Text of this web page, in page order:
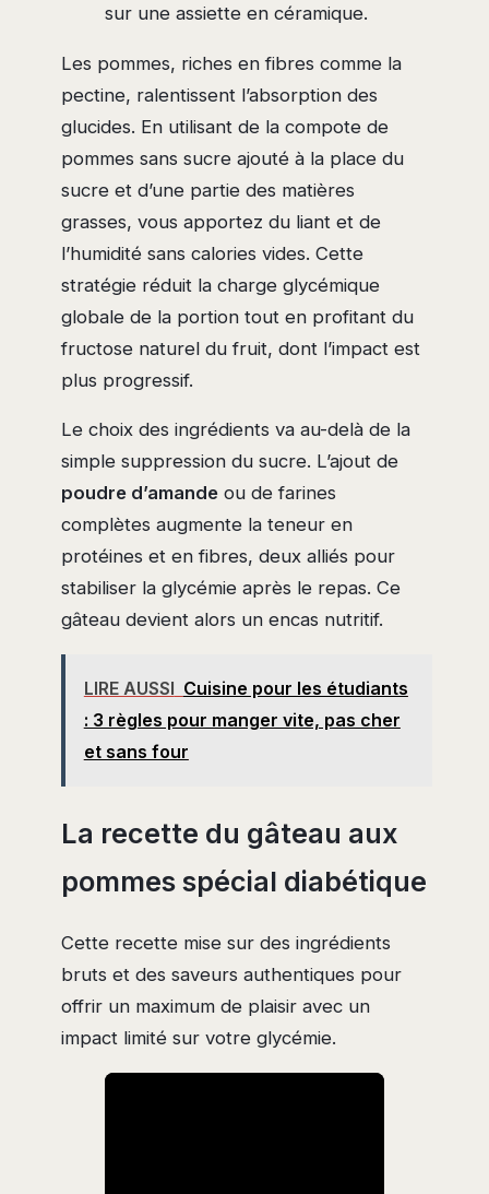
sur une assiette en céramique.
Les pommes, riches en fibres comme la
pectine, ralentissent l’absorption des
glucides. En utilisant de la compote de
pommes sans sucre ajouté à la place du
sucre et d’une partie des matières
grasses, vous apportez du liant et de
l’humidité sans calories vides. Cette
stratégie réduit la charge glycémique
globale de la portion tout en profitant du
fructose naturel du fruit, dont l’impact est
plus progressif.
Le choix des ingrédients va au-delà de la
simple suppression du sucre. L’ajout de
poudre d’amande ou de farines
complètes augmente la teneur en
protéines et en fibres, deux alliés pour
stabiliser la glycémie après le repas. Ce
gâteau devient alors un encas nutritif.
LIRE AUSSI Cuisine pour les étudiants
: 3 règles pour manger vite, pas cher
et sans four
La recette du gâteau aux
pommes spécial diabétique
Cette recette mise sur des ingrédients
bruts et des saveurs authentiques pour
offrir un maximum de plaisir avec un
impact limité sur votre glycémie.